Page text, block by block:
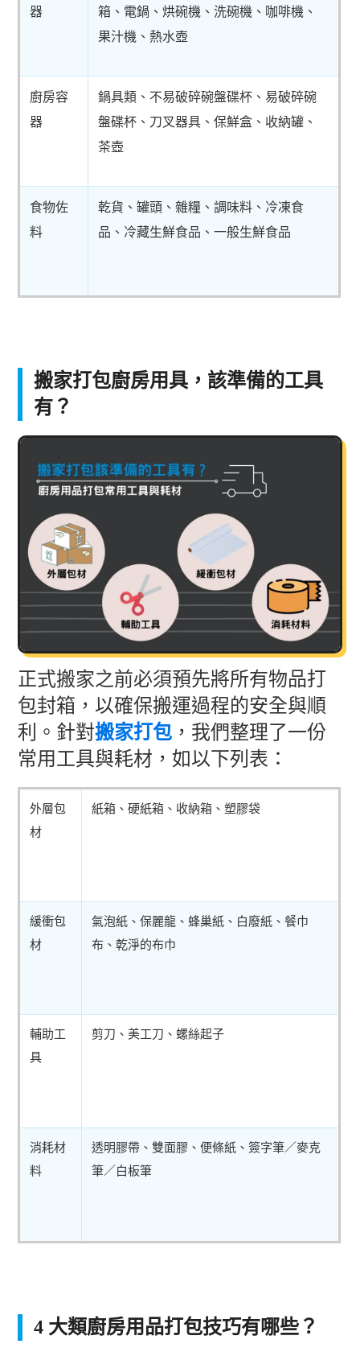
器
箱、電鍋、烘碗機、洗碗機、咖啡機、
果汁機、熱水壺
廚房容
器
鍋具類、不易破碎碗盤碟杯、易破碎碗
盤碟杯、刀叉器具、保鮮盒、收納罐、
茶壺
食物佐
料
乾貨、罐頭、雜糧、調味料、冷凍食
品、冷藏生鮮食品、一般生鮮食品
搬家打包廚房用具，該準備的工具
有？
正式搬家之前必須預先將所有物品打
包封箱，以確保搬運過程的安全與順
利。針對搬家打包 ，我們整理了一份
常用工具與耗材，如以下列表：
外層包
材
紙箱、硬紙箱、收納箱、塑膠袋
緩衝包
材
氣泡紙、保麗龍、蜂巢紙、白廢紙、餐巾
布、乾淨的布巾
輔助工
具
剪刀、美工刀、螺絲起子
消耗材
料
透明膠帶、雙面膠、便條紙、簽字筆／麥克
筆／白板筆
4 大類廚房用品打包技巧有哪些？